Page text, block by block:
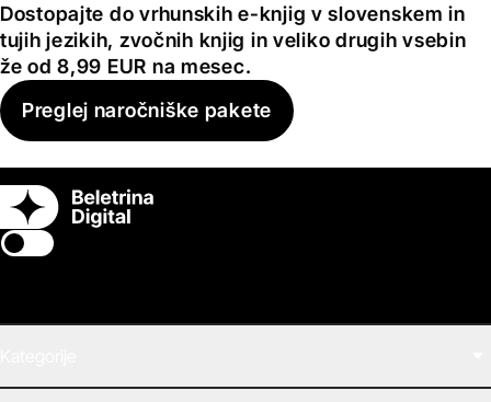
Dostopajte do vrhunskih e-knjig v slovenskem in
tujih jezikih, zvočnih knjig in veliko drugih vsebin
že od 8,99 EUR na mesec.
Preglej naročniške pakete
Switch theme